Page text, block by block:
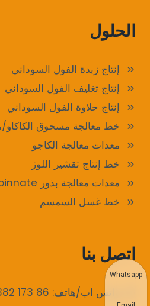
الحلول
إنتاج زبدة الفول السوداني
إنتاج تغليف الفول السوداني
إنتاج حلاوة الفول السوداني
خط معالجة مسحوق الكاكاو/
معدات معالجة الكاجو
خط إنتاج تقشير اللوز
معدات معالجة بذور pinnate/الصنوبرية
خط غسل السمسم
اتصل بنا
واتس اب/هاتف: 86 173 0382 1432
Whatsapp